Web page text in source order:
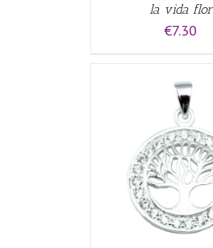
la vida flor
€7.30